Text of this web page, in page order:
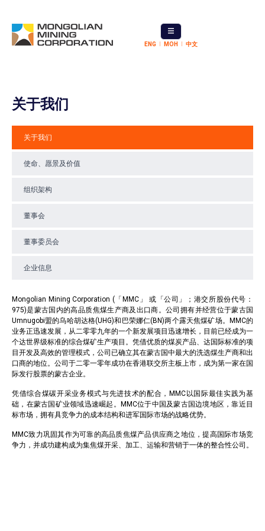
ENG МОН 中文
关于我们
关于我们
使命、愿景及价值
组织架构
董事会
董事委员会
企业信息
Mongolian Mining Corporation (「MMC」 或「公司」；港交所股份代号：
975)是蒙古国内的高品质焦煤生产商及出口商。公司拥有并经营位于蒙古国
Umnugobi盟的乌哈胡达格(UHG)和巴荣娜仁(BN)两个露天焦煤矿场。MMC的
业务正迅速发展，从二零零九年的一个新发展项目迅速增长，目前已经成为一
个达世界级标准的综合煤矿生产项目。凭借优质的煤炭产品、达国际标准的项
目开发及高效的管理模式，公司已确立其在蒙古国中最大的洗选煤生产商和出
口商的地位。公司于二零一零年成功在香港联交所主板上市，成为第一家在国
际发行股票的蒙古企业。
凭借综合煤碳开采业务模式与先进技术的配合，MMC以国际最佳实践为基
础，在蒙古国矿业领域迅速崛起。MMC位于中国及蒙古国边境地区，靠近目
标市场，拥有具竞争力的成本结构和进军国际市场的战略优势。
MMC致力巩固其作为可靠的高品质焦煤产品供应商之地位，提高国际市场竞
争力，并成功建构成为集焦煤开采、加工、运输和营销于一体的整合性公司。